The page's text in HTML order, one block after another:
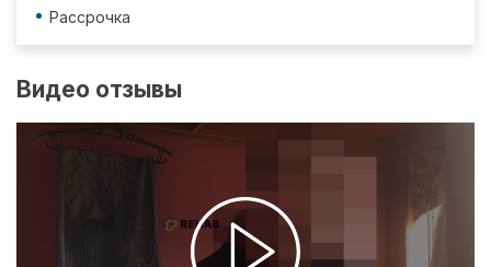
Рассрочка
Видео отзывы